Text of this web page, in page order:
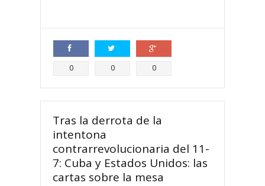
Compartir
0 Compartir
0 Compartir
0
Tras la derrota de la
intentona
contrarrevolucionaria del 11-
7: Cuba y Estados Unidos: las
cartas sobre la mesa